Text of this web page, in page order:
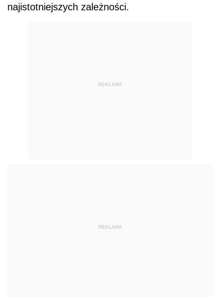
najistotniejszych zależności.
REKLAMA
REKLAMA